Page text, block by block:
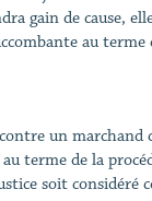
gain de cause,
au terme
un marchand
terme de la
soit